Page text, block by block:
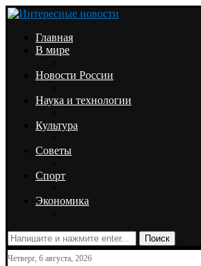
Главная
В мире
Новости России
Наука и технологии
Культура
Советы
Спорт
Экономика
Поиск
Четверг, 6 августа, 2026